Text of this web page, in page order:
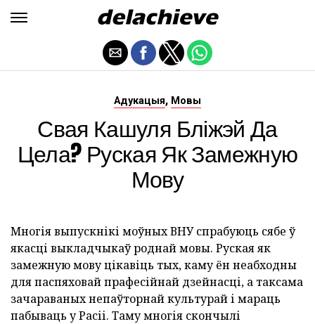
Адукацыя, Мовы
Свая Кашуля Бліжэй Да
Цела? Руская Як Замежную
Мову
Многія выпускнікі моўных ВНУ спрабуюць сябе ў
якасці выкладчыкаў роднай мовы. Руская як
замежную мову цікавіць тых, каму ён неабходны
для паспяховай прафесійнай дзейнасці, а таксама
зачараваных непаўторнай культурай і мараць
пабываць у Расіі. Таму многія скончылі